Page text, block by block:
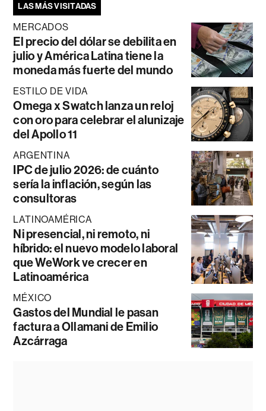
LAS MÁS VISITADAS
MERCADOS
El precio del dólar se debilita en
julio y América Latina tiene la
moneda más fuerte del mundo
ESTILO DE VIDA
Omega x Swatch lanza un reloj
con oro para celebrar el alunizaje
del Apollo 11
ARGENTINA
IPC de julio 2026: de cuánto
sería la inflación, según las
consultoras
LATINOAMÉRICA
Ni presencial, ni remoto, ni
híbrido: el nuevo modelo laboral
que WeWork ve crecer en
Latinoamérica
MÉXICO
Gastos del Mundial le pasan
factura a Ollamani de Emilio
Azcárraga